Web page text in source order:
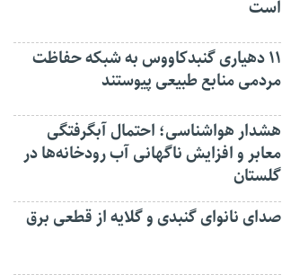
است
۱۱ دهیاری گنبدکاووس به شبکه حفاظت
مردمی منابع طبیعی پیوستند
هشدار هواشناسی؛ احتمال آبگرفتگی
معابر و افزایش ناگهانی آب رودخانه‌ها در
گلستان
صدای نانوای گنبدی و گلایه از قطعی برق